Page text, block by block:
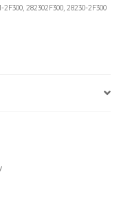
2F300, 282302F300, 28230-2F300